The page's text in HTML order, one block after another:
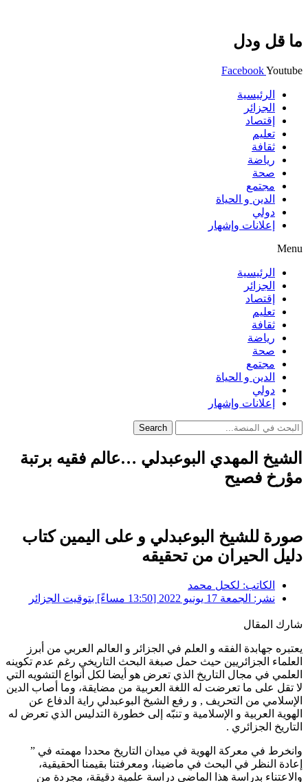
ما قل ودل
FacebookYoutube
الرئيسية
الجزائر
إقتصاد
تعليم
ثقافة
رياضة
صحة
مجتمع
الدين و الحياة
دولي
إعلانات وإشهار
Menu
الرئيسية
الجزائر
إقتصاد
تعليم
ثقافة
رياضة
صحة
مجتمع
الدين و الحياة
دولي
إعلانات وإشهار
Search
الشيخ المهدي البوعبدلي …عالم فقيه برتبة
مؤرخ فصيح
صورة للشيخ البوعبدلي و على اليمين كتاب
دليل الحيران من تحقيقه
الكاتب: لكحل محمد
نشر: الجمعة 17 يونيو 2022 [13:50 مساءً] بتوقيت الجزائر
شارك المقال
يعتبره جهابدة الفقه و العلم في الجزائر و العالم العربي من أبرز
العلماء الجزائريين حيث حمل صبغة البحث التاريخي رغم عدم تكوينه
العلمي في مجال التاريخ الذي تعرض هو أيضا لكل أنواع التشويه التي
لا تقل على ما تعرضت له اللغة العربية من مضايقة، وما أصاب الدين
الإسلامي من التحريف , و رفع الشيخ البوعبدلي راية الدفاع عن
الهوية العربية و الإسلامية و تنبّه إلى خطورة التدليس الذي تعرض له
التاريخ الجزائري .
وانخرط في معركة الهوية في ميدان التاريخ محددا مهمته في ”
إعادة النظر في البحث في ماضينا، ومعرفتنا بقيمنا الحقيقية،
والاعتناء بدراسة هذا الماضي دراسة علمية دقيقة، مجردة من